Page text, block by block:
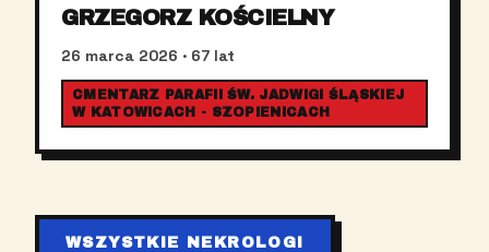
GRZEGORZ KOŚCIELNY
26 marca 2026 · 67 lat
CMENTARZ PARAFII ŚW. JADWIGI ŚLĄSKIEJ
W KATOWICACH - SZOPIENICACH
WSZYSTKIE NEKROLOGI